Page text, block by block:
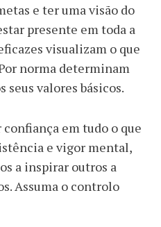
e ter uma visão do
presente em toda a
visualizam o que
norma determinam
seus valores básicos.
confiança em tudo o que
e vigor mental,
a inspirar outros a
Assuma o controlo